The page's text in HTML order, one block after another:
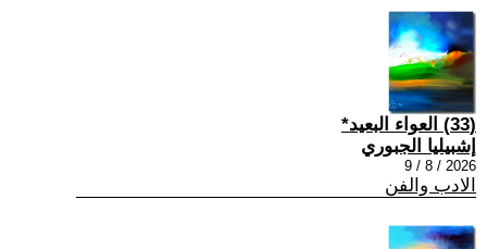
(33) العواء البعيد*
إشبيليا الجبوري
2026 / 8 / 9
الادب والفن